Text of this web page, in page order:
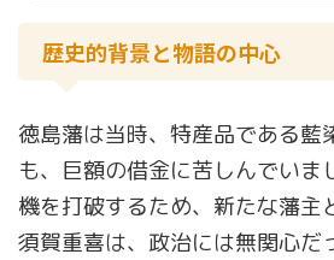
歴史的背景と物語の中心
徳島藩は当時、特産品である藍
も、巨額の借金に苦しんでいま
機を打破するため、新たな藩主
須賀重喜は、政治には無関心だ